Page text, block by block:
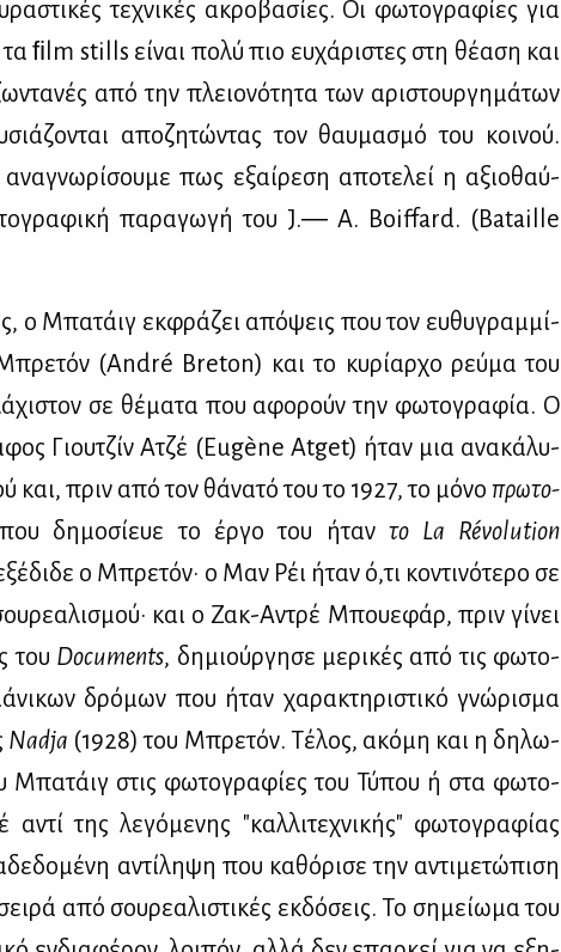
τε­χνι­κές ακρο­βα­σί­ες. Οι φω­το­γρα­φί­ες για
ﬁlm stills εί­ναι πο­λύ πιο ευ­χά­ρι­στες στη θέ­α­ση και
από την πλειο­νό­τη­τα των αρι­στουρ­γη­μά­των
απο­ζη­τώ­ντας τον θαυ­μα­σμό του κοι­νού.
ανα­γνω­ρί­σου­με πως εξαί­ρε­ση απο­τε­λεί η αξιο­θαύ­
πα­ρα­γω­γή του J.― A. Boiffard. (Bataille
ο Μπα­τάιγ εκ­φρά­ζει από­ψεις που τον ευ­θυ­γραμ­μί­
(André Breton) και το κυ­ρί­αρ­χο ρεύ­μα του
σε θέ­μα­τα που αφο­ρούν την φω­το­γρα­φία. Ο
Γιου­τζίν Ατζέ (Eugène Atget) ήταν μια ανα­κά­λυ­
και, πριν από τον θά­να­τό του το 1927, το μό­νο πρω­το­
που δη­μο­σί­ευε το έρ­γο του ήταντο La Révolution
ο Μπρε­τόν· ο Μαν Ρέι ήταν ό,τι κο­ντι­νό­τε­ρο σε
και ο Ζακ-Αντρέ Μπου­ε­φάρ, πριν γί­νει
του Documents, δη­μιούρ­γη­σε με­ρι­κές από τις φω­το­
δρό­μων που ήταν χα­ρα­κτη­ρι­στι­κό γνώ­ρι­σμα
Nadja (1928) του Μπρε­τόν. Τέ­λος, ακό­μη και η δη­λω­
Μπα­τάιγ στις φω­το­γρα­φί­ες του Τύ­που ή στα φω­το­
αντί της λε­γό­με­νης "καλ­λι­τε­χνι­κής" φω­το­γρα­φί­ας
αντί­λη­ψη που κα­θό­ρι­σε την αντι­με­τώ­πι­ση
από σου­ρε­α­λι­στι­κές εκ­δό­σεις. Το ση­μεί­ω­μα του